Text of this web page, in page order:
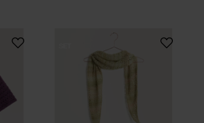
kurzarm Jacke Modell 13 B aus
Strickset Tuch